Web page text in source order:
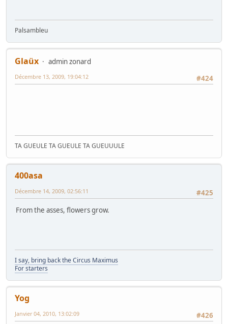
Palsambleu
Glaüx
admin zonard
#424
Décembre 13, 2009, 19:04:12
TA GUEULE TA GUEULE TA GUEUUULE
400asa
#425
Décembre 14, 2009, 02:56:11
From the asses, flowers grow.
I say, bring back the Circus Maximus
For starters
Yog
#426
Janvier 04, 2010, 13:02:09